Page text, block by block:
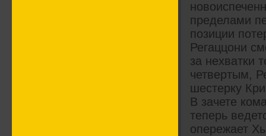
пределами
позиции
Регаццони
за нехватки
четвертым,
шестерку
В зачете
теперь
опережает